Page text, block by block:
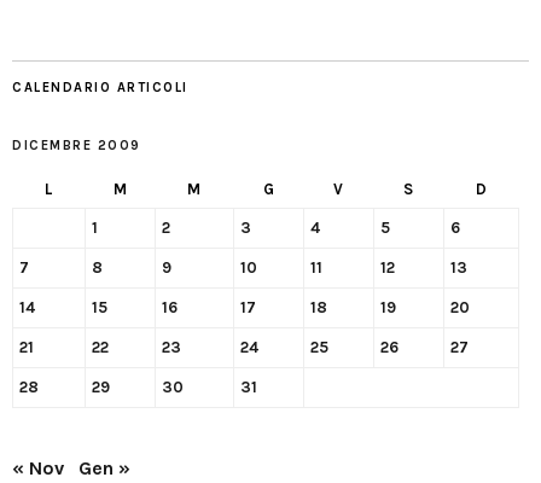
CALENDARIO ARTICOLI
DICEMBRE 2009
L M M G V S D
1 2 3 4 5 6
7 8 9 10 11 12 13
14 15 16 17 18 19 20
21 22 23 24 25 26 27
28 29 30 31
« Nov Gen »